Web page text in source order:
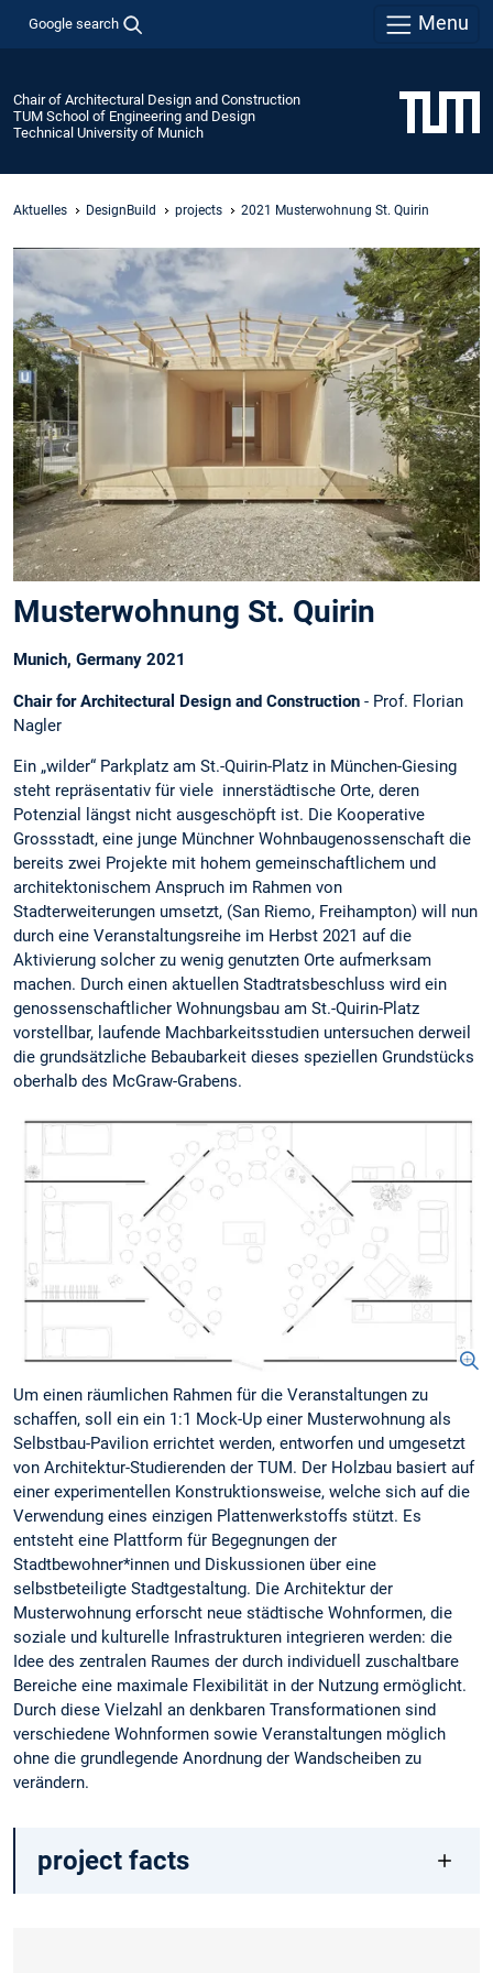
Google search Menu
Chair of Architectural Design and Construction
TUM School of Engineering and Design
Technical University of Munich
Aktuelles DesignBuild projects 2021 Musterwohnung St. Quirin
Musterwohnung St. Quirin
Munich, Germany 2021
Chair for Architectural Design and Construction - Prof. Florian
Nagler
Ein „wilder“ Parkplatz am St.-Quirin-Platz in München-Giesing
steht repräsentativ für viele innerstädtische Orte, deren
Potenzial längst nicht ausgeschöpft ist. Die Kooperative
Grossstadt, eine junge Münchner Wohnbaugenossenschaft die
bereits zwei Projekte mit hohem gemeinschaftlichem und
architektonischem Anspruch im Rahmen von
Stadterweiterungen umsetzt, (San Riemo, Freihampton) will nun
durch eine Veranstaltungsreihe im Herbst 2021 auf die
Aktivierung solcher zu wenig genutzten Orte aufmerksam
machen. Durch einen aktuellen Stadtratsbeschluss wird ein
genossenschaftlicher Wohnungsbau am St.-Quirin-Platz
vorstellbar, laufende Machbarkeitsstudien untersuchen derweil
die grundsätzliche Bebaubarkeit dieses speziellen Grundstücks
oberhalb des McGraw-Grabens.
Um einen räumlichen Rahmen für die Veranstaltungen zu
schaffen, soll ein ein 1:1 Mock-Up einer Musterwohnung als
Selbstbau-Pavilion errichtet werden, entworfen und umgesetzt
von Architektur-Studierenden der TUM. Der Holzbau basiert auf
einer experimentellen Konstruktionsweise, welche sich auf die
Verwendung eines einzigen Plattenwerkstoffs stützt. Es
entsteht eine Plattform für Begegnungen der
Stadtbewohner*innen und Diskussionen über eine
selbstbeteiligte Stadtgestaltung. Die Architektur der
Musterwohnung erforscht neue städtische Wohnformen, die
soziale und kulturelle Infrastrukturen integrieren werden: die
Idee des zentralen Raumes der durch individuell zuschaltbare
Bereiche eine maximale Flexibilität in der Nutzung ermöglicht.
Durch diese Vielzahl an denkbaren Transformationen sind
verschiedene Wohnformen sowie Veranstaltungen möglich
ohne die grundlegende Anordnung der Wandscheiben zu
verändern.
project facts